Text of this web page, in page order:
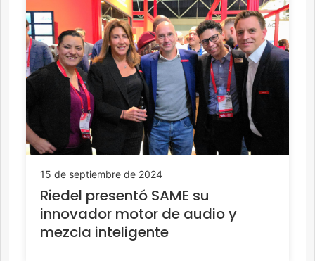
15 de septiembre de 2024
Riedel presentó SAME su
innovador motor de audio y
mezcla inteligente